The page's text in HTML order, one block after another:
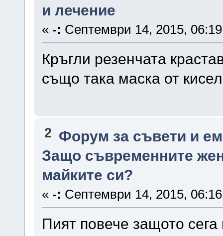
и лечение
« -: Септември 14, 2015,
Кръгли резенчата
също така маска от
2 Форум за съвети и
Защо съвременните
майките си?
« -: Септември 14, 2015,
Пият повече защото